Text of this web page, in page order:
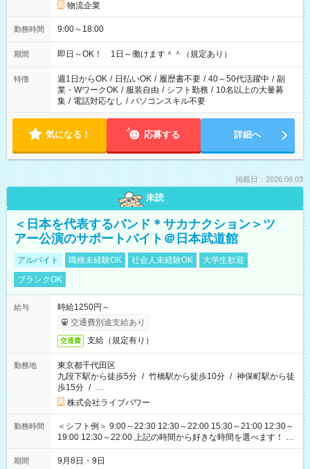
物流企業
勤務時間 9:00～18:00
期間 即日～OK！ 1日～働けます＾＾（規定あり）
特徴 週1日からOK / 日払いOK / 履歴書不要 / 40～50代活躍中 / 副
業・WワークOK / 服装自由 / シフト勤務 / 10名以上の大量募
集 / 電話対応なし / パソコンスキル不要
気になる！ 応募する 詳細へ
掲載日：2026.08.03
未読
＜日本を代表するバンド＊サカナクション＞ツ
アー公演のサポートバイト＠日本武道館
アルバイト 職種未経験OK 社会人未経験OK
大学生歓迎
ブランクOK
給与
時給1250円～
交通費別途支給あり
交通費 支給（規定有り）
勤務地
東京都千代田区
九段下駅から徒歩5分 / 竹橋駅から徒歩10分 / 神保町駅から徒
歩15分 / …
株式会社ライブパワー
勤務時間
＜シフト例＞ 9:00～22:30 12:30～22:00 15:30～21:00 12:30～
19:00 12:30～22:00 上記の時間から好きな時間を選べます！ ※
時間は変更となる可能性があります
期間 9月8日・9日